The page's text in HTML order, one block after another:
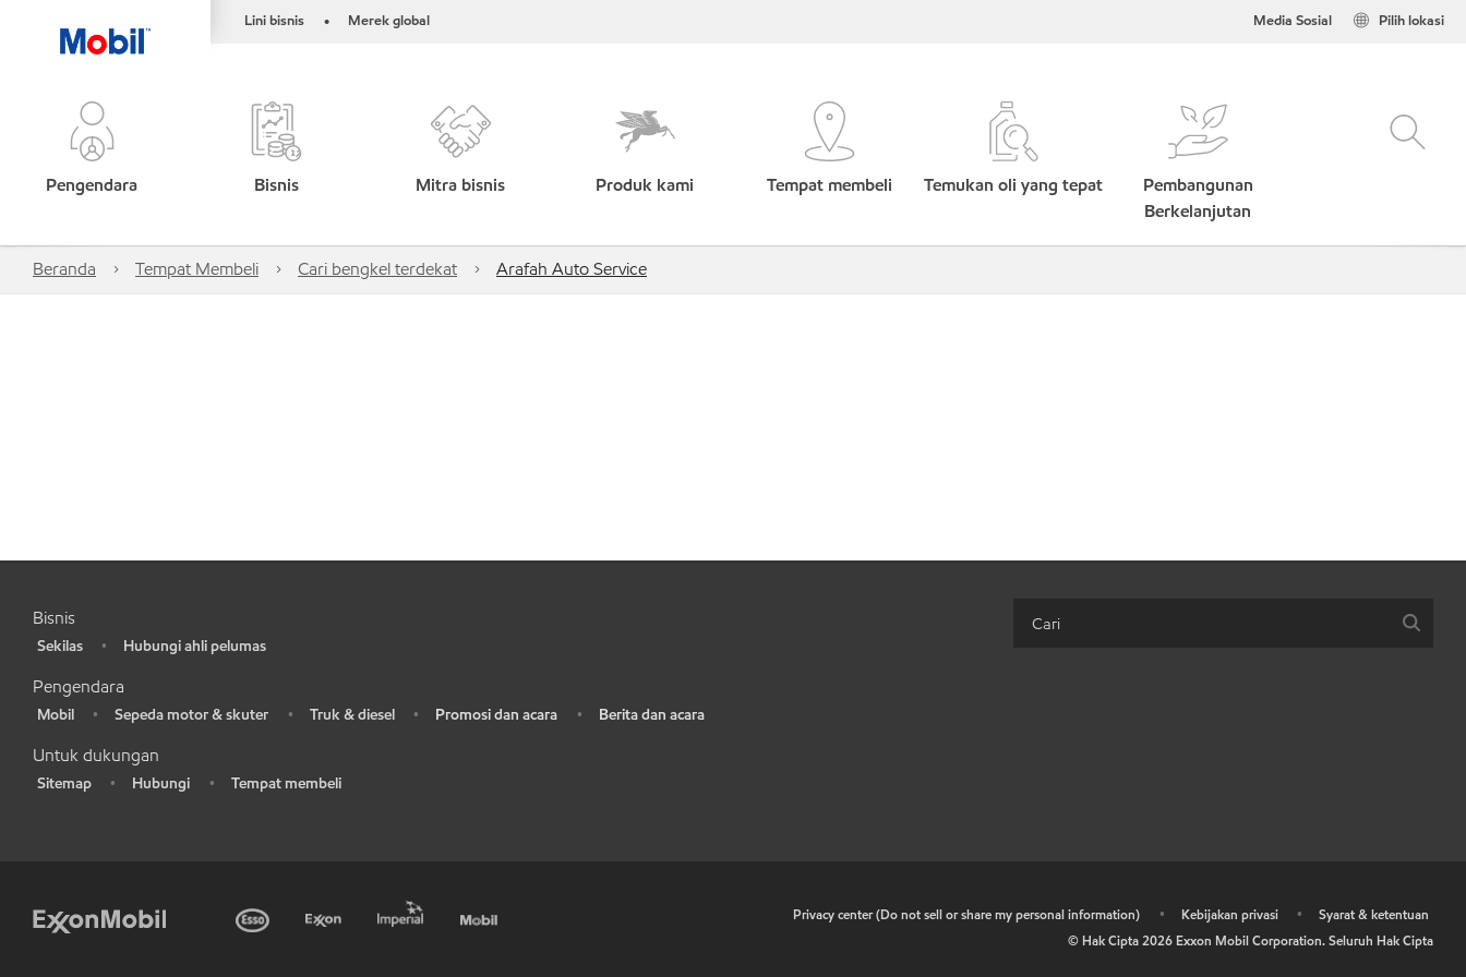
Lini bisnis • Merek global Pilih lokasi
Media Sosial
Pengendara Bisnis Mitra bisnis Produk kami Tempat membeli Temukan oli yang tepat
Pembangunan
Berkelanjutan
Beranda Tempat Membeli Cari bengkel terdekat Arafah Auto Service
Bisnis
Sekilas • Hubungi ahli pelumas
Pengendara
Mobil • Sepeda motor & skuter • Truk & diesel • Promosi dan acara • Berita dan acara
Untuk dukungan
Sitemap • Hubungi • Tempat membeli
Privacy center (Do not sell or share my personal information) • Kebijakan privasi •
Syarat & ketentuan
© Hak Cipta2026 Exxon Mobil Corporation. Seluruh Hak Cipta